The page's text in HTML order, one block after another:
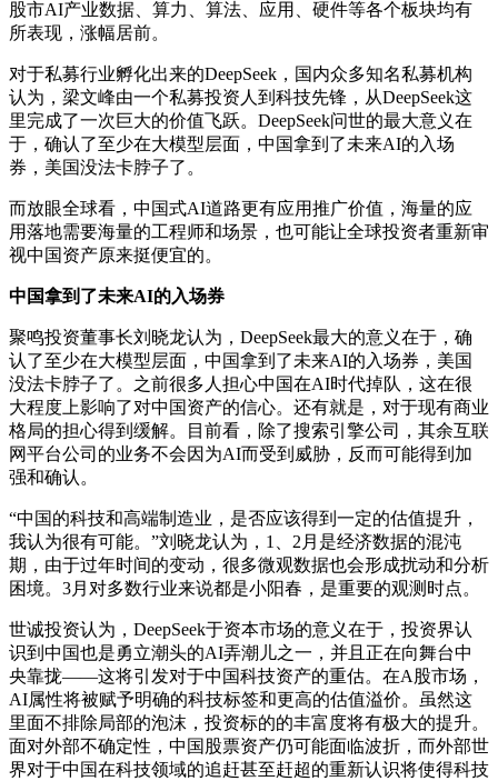
股市AI产业数据、算力、算法、应用、硬件等各个板块均有
所表现，涨幅居前。
对于私募行业孵化出来的DeepSeek，国内众多知名私募机构
认为，梁文峰由一个私募投资人到科技先锋，从DeepSeek这
里完成了一次巨大的价值飞跃。DeepSeek问世的最大意义在
于，确认了至少在大模型层面，中国拿到了未来AI的入场
券，美国没法卡脖子了。
而放眼全球看，中国式AI道路更有应用推广价值，海量的应
用落地需要海量的工程师和场景，也可能让全球投资者重新审
视中国资产原来挺便宜的。
中国拿到了未来AI的入场券
聚鸣投资董事长刘晓龙认为，DeepSeek最大的意义在于，确
认了至少在大模型层面，中国拿到了未来AI的入场券，美国
没法卡脖子了。之前很多人担心中国在AI时代掉队，这在很
大程度上影响了对中国资产的信心。还有就是，对于现有商业
格局的担心得到缓解。目前看，除了搜索引擎公司，其余互联
网平台公司的业务不会因为AI而受到威胁，反而可能得到加
强和确认。
“中国的科技和高端制造业，是否应该得到一定的估值提升，
我认为很有可能。”刘晓龙认为，1、2月是经济数据的混沌
期，由于过年时间的变动，很多微观数据也会形成扰动和分析
困境。3月对多数行业来说都是小阳春，是重要的观测时点。
世诚投资认为，DeepSeek于资本市场的意义在于，投资界认
识到中国也是勇立潮头的AI弄潮儿之一，并且正在向舞台中
央靠拢——这将引发对于中国科技资产的重估。在A股市场，
AI属性将被赋予明确的科技标签和更高的估值溢价。虽然这
里面不排除局部的泡沫，投资标的的丰富度将有极大的提升。
面对外部不确定性，中国股票资产仍可能面临波折，而外部世
界对于中国在科技领域的追赶甚至赶超的重新认识将使得科技